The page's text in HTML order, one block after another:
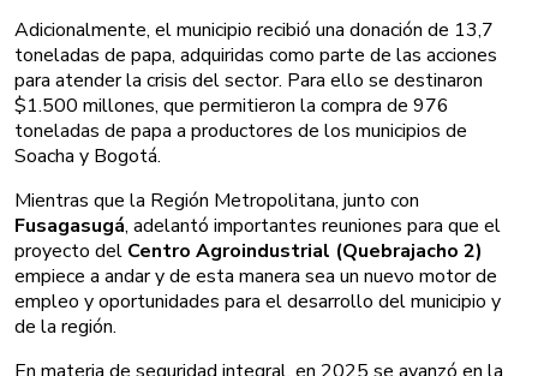
Adicionalmente, el municipio recibió una donación de 13,7
toneladas de papa, adquiridas como parte de las acciones
para atender la crisis del sector. Para ello se destinaron
$1.500 millones, que permitieron la compra de 976
toneladas de papa a productores de los municipios de
Soacha y Bogotá.
Mientras que la Región Metropolitana, junto con
Fusagasugá, adelantó importantes reuniones para que el
proyecto del Centro Agroindustrial (Quebrajacho 2)
empiece a andar y de esta manera sea un nuevo motor de
empleo y oportunidades para el desarrollo del municipio y
de la región.